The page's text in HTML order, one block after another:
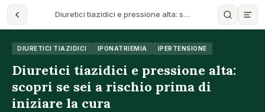
Diuretici tiazidici e pressione alta: s…
DIURETICI TIAZIDICI IPONATRIEMIA IPERTENSIONE
Diuretici tiazidici e pressione alta:
scopri se sei a rischio prima di
iniziare la cura